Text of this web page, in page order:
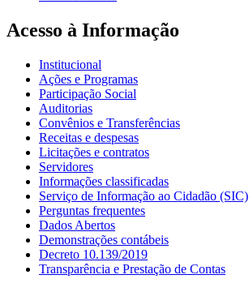
Acesso à Informação
Institucional
Ações e Programas
Participação Social
Auditorias
Convênios e Transferências
Receitas e despesas
Licitações e contratos
Servidores
Informações classificadas
Serviço de Informação ao Cidadão (SIC)
Perguntas frequentes
Dados Abertos
Demonstrações contábeis
Decreto 10.139/2019
Transparência e Prestação de Contas